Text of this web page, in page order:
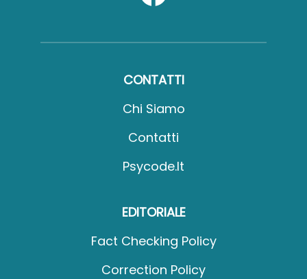
CONTATTI
Chi Siamo
Contatti
Psycode.it
EDITORIALE
Fact Checking Policy
Correction Policy